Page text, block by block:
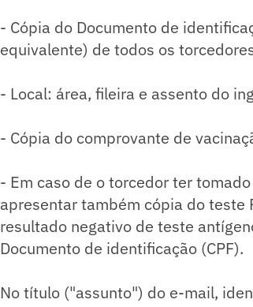
- Cópia do Documento de
equivalente) de todos os
- Local: área, fileira e assento do
- Cópia do comprovante de
- Em caso de o torcedor ter
apresentar também cópia do teste
resultado negativo de teste
Documento de identificação (CPF).
No título ("assunto") do e-mail,